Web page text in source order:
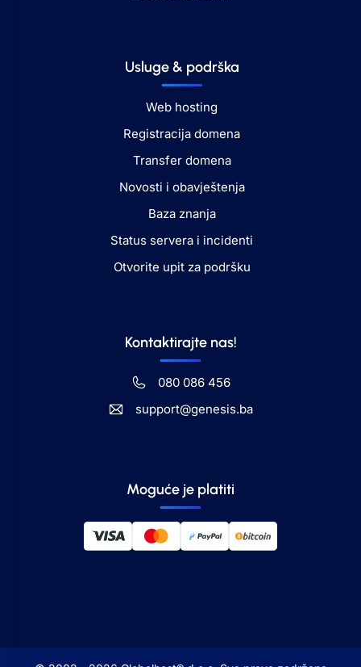
Usluge & podrška
Web hosting
Registracija domena
Transfer domena
Novosti i obavještenja
Baza znanja
Status servera i incidenti
Otvorite upit za podršku
Kontaktirajte nas!
080 086 456
support@genesis.ba
Moguće je platiti